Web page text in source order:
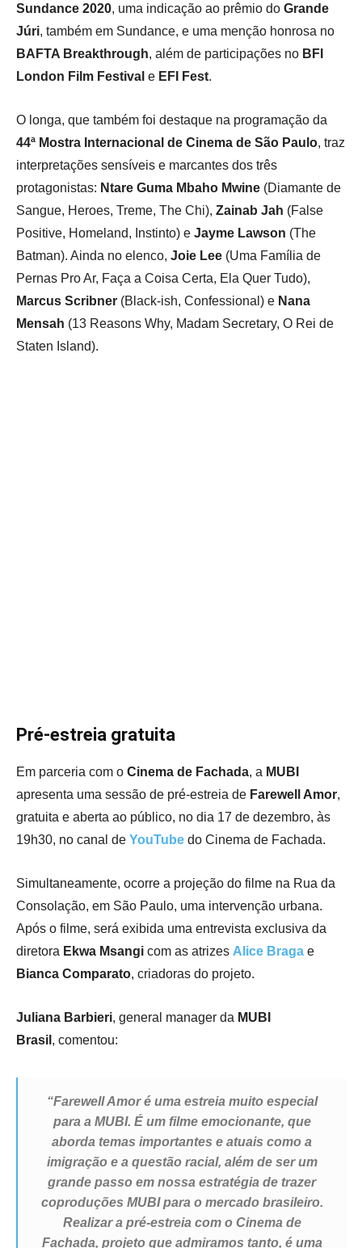
Sundance 2020, uma indicação ao prêmio do Grande
Júri, também em Sundance, e uma menção honrosa no
BAFTA Breakthrough, além de participações no BFI
London Film Festival e EFI Fest.
O longa, que também foi destaque na programação da
44ª Mostra Internacional de Cinema de São Paulo, traz
interpretações sensíveis e marcantes dos três
protagonistas: Ntare Guma Mbaho Mwine (Diamante de
Sangue, Heroes, Treme, The Chi), Zainab Jah (False
Positive, Homeland, Instinto) e Jayme Lawson (The
Batman). Ainda no elenco, Joie Lee (Uma Família de
Pernas Pro Ar, Faça a Coisa Certa, Ela Quer Tudo),
Marcus Scribner (Black-ish, Confessional) e Nana
Mensah (13 Reasons Why, Madam Secretary, O Rei de
Staten Island).
Pré-estreia gratuita
Em parceria com o Cinema de Fachada, a MUBI
apresenta uma sessão de pré-estreia de Farewell Amor,
gratuita e aberta ao público, no dia 17 de dezembro, às
19h30, no canal de YouTube do Cinema de Fachada.
Simultaneamente, ocorre a projeção do filme na Rua da
Consolação, em São Paulo, uma intervenção urbana.
Após o filme, será exibida uma entrevista exclusiva da
diretora Ekwa Msangi com as atrizes Alice Braga e
Bianca Comparato, criadoras do projeto.
Juliana Barbieri, general manager da MUBI
Brasil , comentou:
“Farewell Amor é uma estreia muito especial
para a MUBI. É um filme emocionante, que
aborda temas importantes e atuais como a
imigração e a questão racial, além de ser um
grande passo em nossa estratégia de trazer
coproduções MUBI para o mercado brasileiro.
Realizar a pré-estreia com o Cinema de
Fachada, projeto que admiramos tanto, é uma